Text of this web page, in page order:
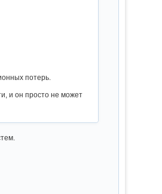
потерь.
и он просто не может